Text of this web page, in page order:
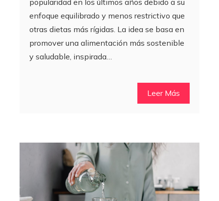
enfoque equilibrado y menos restrictivo que
otras dietas más rígidas. La idea se basa en
promover una alimentación más sostenible
y saludable, inspirada…
Leer Más